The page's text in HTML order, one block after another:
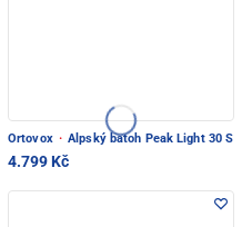
Ortovox · Alpský batoh Peak Light 30 S
4.799 Kč